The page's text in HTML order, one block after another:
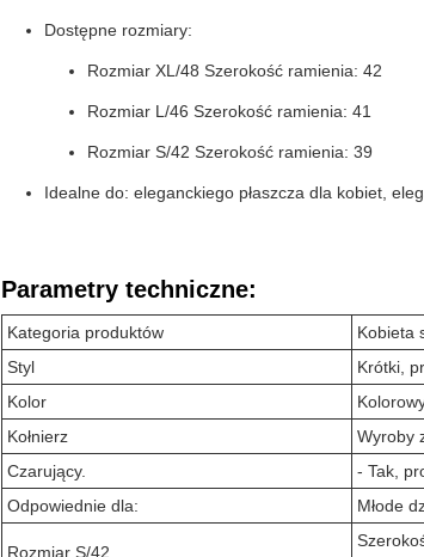
Dostępne rozmiary:
Rozmiar XL/48 Szerokość ramienia: 42
Rozmiar L/46 Szerokość ramienia: 41
Rozmiar S/42 Szerokość ramienia: 39
Idealne do: eleganckiego płaszcza dla kobiet,
Parametry techniczne:
Kategoria produktów
Kobieta
Styl
Krótki,
Kolor
Kołnierz
Wyroby
Czarujący.
- Tak,
Odpowiednie dla:
Młode
Rozmiar S/42